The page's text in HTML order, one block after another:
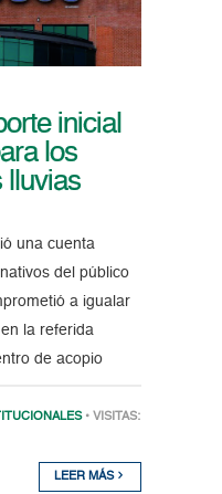
inicial
los
lluvias
una cuenta
del público
a igualar
la referida
de acopio
• VISITAS:
LEER MÁS